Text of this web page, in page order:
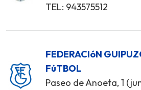
TEL: 943575512
FEDERACIóN
FúTBOL
Paseo de Anoeta, 1